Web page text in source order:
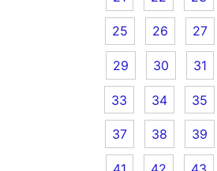
25 26 27
29 30 31
33 34 35
37 38 39